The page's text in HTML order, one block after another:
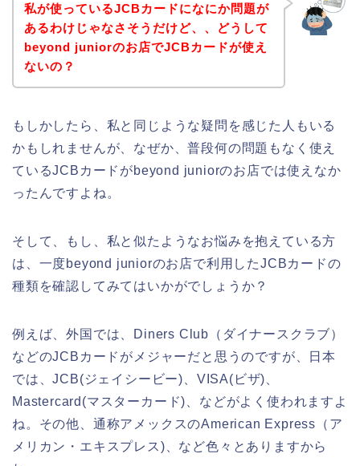
私が使っているJCBカードになにか問題が
あるわけじゃなさそうだけど、、どうして
beyond juniorのお店でJCBカードが使え
ないの？
もしかしたら、私と同じような疑問を感じた人もいる
かもしれませんが、なぜか、普段何の問題もなく使え
ているJCBカードがbeyond juniorのお店では使えなか
ったんですよね。
そして、もし、私と似たようなお悩みを抱えている方
は、一度beyond juniorのお店で利用したJCBカードの
種類を確認してみてはいかがでしょうか？
例えば、外国では、Diners Club（ダイナースクラブ）
などのJCBカードがメジャーだと思うのですが、日本
では、JCB(ジェイシービー)、VISA(ビザ)、
Mastercard(マスターカード)、などがよく使われますよ
ね。その他、通称アメックスのAmerican Express（ア
メリカン・エキスプレス)、など色々とありますから